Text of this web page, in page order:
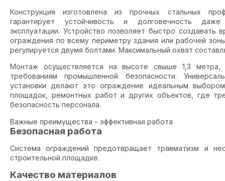
Конструкция изготовлена из прочных стальных
гарантирует устойчивость и долговечность
эксплуатации. Устройство позволяет быстро создавать
ограждения по всему периметру здания или рабочей
регулируется двумя болтами. Максимальный охват
Монтаж осуществляется на высоте свыше 1,3 метра,
требованиям промышленной безопасности.
установки делают это ограждение идеальным
площадок, ремонтных работ и других объектов, где
безопасность персонала.
Важные преимущества – эффективная работа
Безопасная работа
Система ограждений предотвращает травматизм и
строительной площадке.
Качество материалов